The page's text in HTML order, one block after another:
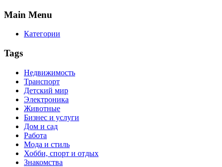
Main Menu
Категории
Tags
Недвижимость
Транспорт
Детский мир
Электроника
Животные
Бизнес и услуги
Дом и сад
Работа
Мода и стиль
Хобби, спорт и отдых
Знакомства